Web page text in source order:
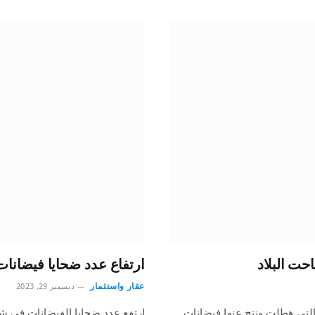
البلاد
التي هطلت ونتج عنها فيضانات
ارتفاع عدد ضحايا فيضانات
عقار واستثمار ديسمبر 29, 2023